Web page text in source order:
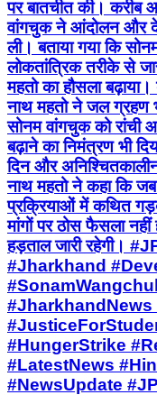
पर बातचीत की।
वांगचुक ने आंदोलन और
ली। बताया गया कि
लोकतांत्रिक तरीके से
महतो का हौसला
नाथ महतो ने जल ग्रहण
सोनम वांगचुक को रांची
बढ़ाने का निमंत्रण भी
दिन और
नाथ महतो ने कहा कि
प्रक्रियाओं में कथित
मांगों पर ठोस फैसला
हड़ताल जारी रहेगी।
#Jharkhand
#JharkhandNews
#HungerStrike
#LatestNews
#NewsUpdate